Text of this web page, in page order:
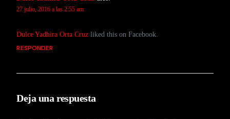
27 julio, 2016 a las 2:55 am
Dulce Yadhira Orta Cruz liked this on Facebook.
RESPONDER
Deja una respuesta